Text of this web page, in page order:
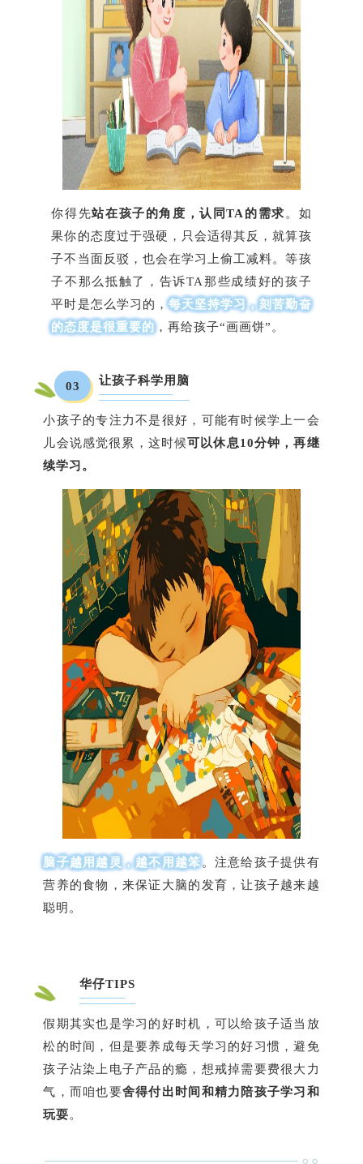
你得先站在孩子的角度，认同TA的需求 。如
果你的态度过于强硬，只会适得其反，就算孩
子不当面反驳，也会在学习上偷工减料。等孩
子不那么抵触了，告诉TA那些成绩好的孩子
平时是怎么学习的，每天坚持学习，刻苦勤奋
的态度是很重要的，再给孩子“画画饼”。
03 让孩子科学用脑
小孩子的专注力不是很好，可能有时候学上一会
儿会说感觉很累，这时候可以休息10分钟，再继
续学习。
脑子越用越灵，越不用越笨 。注意给孩子提供有
营养的食物，来保证大脑的发育，让孩子越来越
聪明。
华仔TIPS
假期其实也是学习的好时机，可以给孩子适当放
松的时间，但是要养成每天学习的好习惯，避免
孩子沾染上电子产品的瘾，想戒掉需要费很大力
气，而咱也要舍得付出时间和精力陪孩子学习和
玩耍。